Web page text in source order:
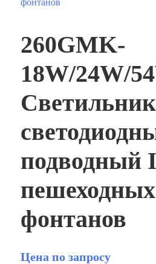
260GMK-
18W/24W/
Светильник
подводный
пешеходных
фонтанов
Цена по запросу